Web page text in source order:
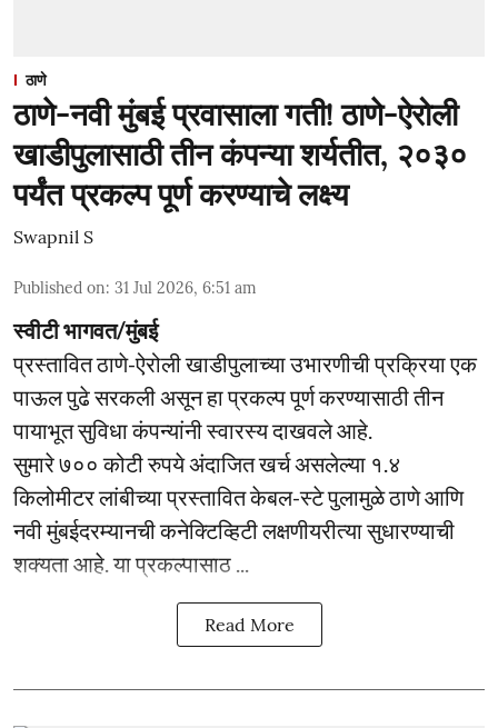
ठाणे
ठाणे-नवी मुंबई प्रवासाला गती! ठाणे-ऐरोली
खाडीपुलासाठी तीन कंपन्या शर्यतीत, २०३०
पर्यंत प्रकल्प पूर्ण करण्याचे लक्ष्य
Swapnil S
Published on: 31 Jul 2026, 6:51 am
स्वीटी भागवत/मुंबई
प्रस्तावित ठाणे-ऐरोली खाडीपुलाच्या उभारणीची प्रक्रिया एक
पाऊल पुढे सरकली असून हा प्रकल्प पूर्ण करण्यासाठी तीन
पायाभूत सुविधा कंपन्यांनी स्वारस्य दाखवले आहे.
सुमारे ७०० कोटी रुपये अंदाजित खर्च असलेल्या १.४
किलोमीटर लांबीच्या प्रस्तावित केबल-स्टे पुलामुळे ठाणे आणि
नवी मुंबईदरम्यानची कनेक्टिव्हिटी लक्षणीयरीत्या सुधारण्याची
शक्यता आहे. या प्रकल्पासाठ ...
Read More